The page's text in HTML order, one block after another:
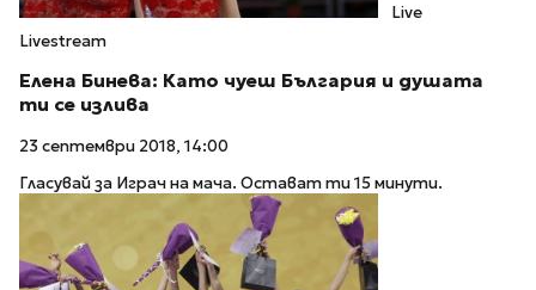
Live
Livestream
Елена Бинева: Като чуеш България и душата
ти се излива
23 септември 2018, 14:00
Гласувай за Играч на мача. Остават ти 15 минути.